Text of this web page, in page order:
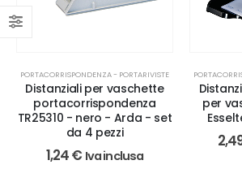
PORTACORRISPONDENZA - PORTARIVISTE
Distanziali per vaschette
portacorrispondenza
TR25310 - nero - Arda - set
da 4 pezzi
1,24€ Iva inclusa
per